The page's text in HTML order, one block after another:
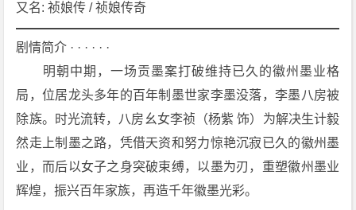
载
又名: 祯娘传 / 祯娘传奇
剧情简介 · · · · · ·
明朝中期，一场贡墨案打破维持已久的徽州墨业格
局，位居龙头多年的百年制墨世家李墨没落，李墨八房被
除族。时光流转，八房幺女李祯（杨紫 饰）为解决生计毅
然走上制墨之路，凭借天资和努力惊艳沉寂已久的徽州墨
业，而后以女子之身突破束缚，以墨为刃，重塑徽州墨业
辉煌，振兴百年家族，再造千年徽墨光彩。